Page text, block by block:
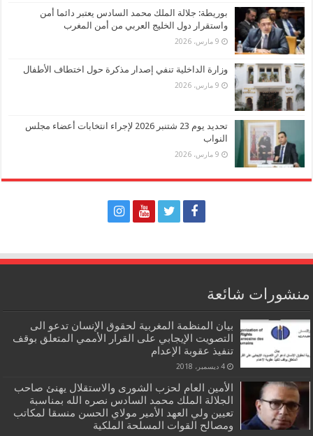
بوريطة: جلالة الملك محمد السادس يعتبر دائما أمن
واستقرار دول الخليج العربي من أمن المغرب
9 مارس، 2026
وزارة الداخلية تنفي إصدار مذكرة حول اختطاف الأطفال
9 مارس، 2026
تحديد يوم 23 شتنبر 2026 لإجراء انتخابات أعضاء مجلس
النواب
9 مارس، 2026
منشورات شائعة
بيان المنظمة المغربية لحقوق الإنسان تدعو الى
التصويت الإيجابي على القرار الأممي المتعلق بوقف
تنفيذ عقوبة الإعدام
4 ديسمبر، 2018
الأمين العام لحزب الشورى والاستقلال يهنئ صاحب
الجلالة الملك محمد السادس نصره الله بمناسبة
تعيين ولي العهد الأمير مولاي الحسن منسقا لمكاتب
ومصالح القوات المسلحة الملكية